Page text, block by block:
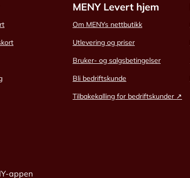
MENY Levert hjem
Om MENYs nettbutikk
Utlevering og priser
Bruker- og salgsbetingelser
Bli bedriftskunde
Tilbakekalling for bedriftskunder ↗
appen